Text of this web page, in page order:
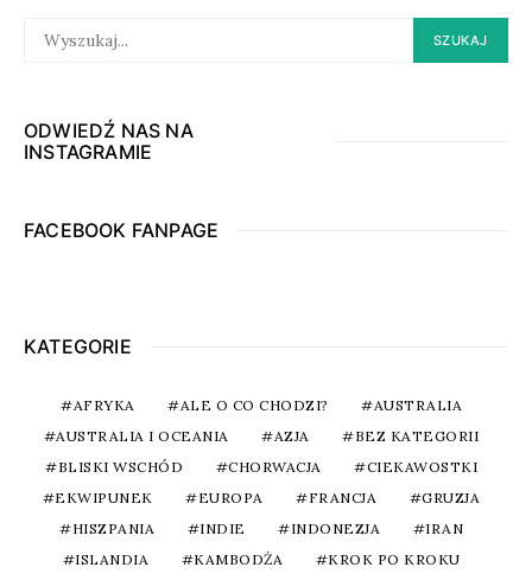
FOR:
SZUKAJ
ODWIEDŹ NAS NA
INSTAGRAMIE
FACEBOOK FANPAGE
KATEGORIE
AFRYKA ALE O CO CHODZI?
AUSTRALIA
AUSTRALIA I OCEANIA
AZJA
BEZ KATEGORII
BLISKI WSCHÓD
CHORWACJA
CIEKAWOSTKI
EKWIPUNEK
EUROPA FRANCJA
GRUZJA
HISZPANIA
INDIE INDONEZJA
IRAN
ISLANDIA
KAMBODŻA
KROK PO KROKU